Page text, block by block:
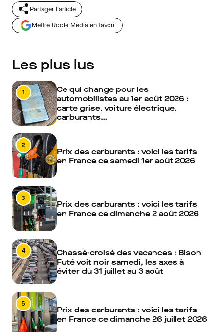
Partager l'article
Mettre Roole Média en favori
Les plus lus
1
Ce qui change pour les
automobilistes au 1er août 2026 :
carte grise, voiture électrique,
carburants…
2
Prix des carburants : voici les tarifs
en France ce samedi 1er août 2026
3
Prix des carburants : voici les tarifs
en France ce dimanche 2 août 2026
4
Chassé-croisé des vacances : Bison
Futé voit noir samedi, les axes à
éviter du 31 juillet au 3 août
5
Prix des carburants : voici les tarifs
en France ce dimanche 26 juillet 2026